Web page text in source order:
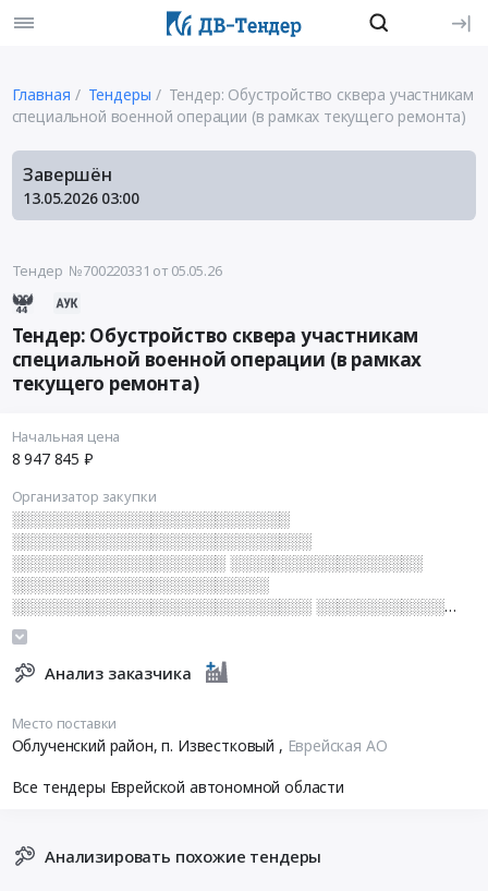
Главная Тендеры
Тендер: Обустройство сквера участникам
специальной военной операции (в рамках текущего ремонта)
Завершён
13.05.2026 03:00
Тендер №700220331 от 05.05.26
Тендер: Обустройство сквера участникам
специальной военной операции (в рамках
текущего ремонта)
Начальная цена
8 947 845 ₽
Организатор закупки
░░░░░░░░░░░░░░░░░░░░░░░░░░
░░░░░░░░░░░░░░░░░░░░░░░░░░░░
░░░░░░░░░░░░░░░░░░░░ ░░░░░░░░░░░░░░░░░░
░░░░░░░░░░░░░░░░░░░░░░░░
░░░░░░░░░░░░░░░░░░░░░░░░░░░░ ░░░░░░░░░░░░
░░░░░░░░░░░░░░░░░░ ░░░░░░░░░░░░░░░░░░░░
░░░░░░░░░░░░░░
Анализ заказчика
Место поставки
Облученский район, п. Известковый , Еврейская АО
Все тендеры Еврейской автономной области
Анализировать похожие тендеры